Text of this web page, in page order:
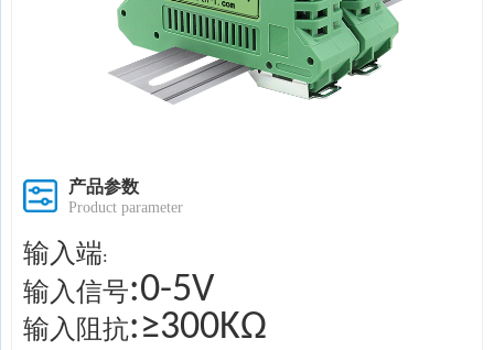
产品参数
Product parameter
输入端:
输入信号:0-5V
输入阻抗:≥300KΩ